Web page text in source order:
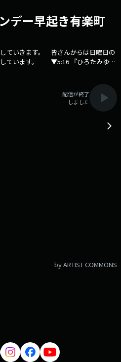
デー早起き有楽町
ていきます。 皆さんからは日曜日の
しています。 ▼5:16 『ひろたみゆ紀
情報をお届け！映画観賞券のプレゼ
たの＜下のお名前＞がプレゼントの応
なるほど！ニッポン』 ▼6:15 『お
『ウィークエンド・ケアタイム
ス： sunday@1242.com 番組ホーム
配信が終了
しました
by ARTIST COMMONS